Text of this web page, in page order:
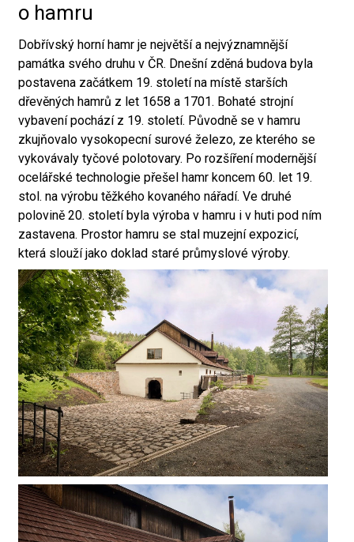
o hamru
Dobřívský horní hamr je největší a nejvýznamnější
památka svého druhu v ČR. Dnešní zděná budova byla
postavena začátkem 19. století na místě starších
dřevěných hamrů z let 1658 a 1701. Bohaté strojní
vybavení pochází z 19. století. Původně se v hamru
zkujňovalo vysokopecní surové železo, ze kterého se
vykovávaly tyčové polotovary. Po rozšíření modernější
ocelářské technologie přešel hamr koncem 60. let 19.
stol. na výrobu těžkého kovaného nářadí. Ve druhé
polovině 20. století byla výroba v hamru i v huti pod ním
zastavena. Prostor hamru se stal muzejní expozicí,
která slouží jako doklad staré průmyslové výroby.